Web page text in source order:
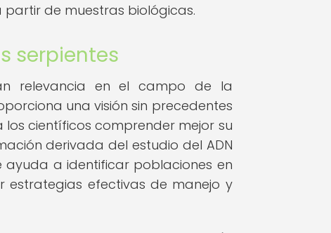
de muestras biológicas.
serpientes
relevancia en el campo de la
una visión sin precedentes
científicos comprender mejor su
derivada del estudio del ADN
ayuda a identificar poblaciones en
estrategias efectivas de manejo y